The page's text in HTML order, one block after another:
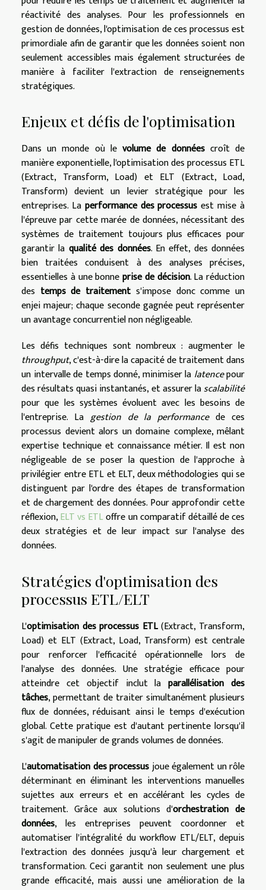
réactivité des analyses. Pour les professionnels en
gestion de données, l'optimisation de ces processus est
primordiale afin de garantir que les données soient non
seulement accessibles mais également structurées de
manière à faciliter l'extraction de renseignements
stratégiques.
Enjeux et défis de l'optimisation
Dans un monde où levolume de donnéescroît de
manière exponentielle, l'optimisation des processus ETL
(Extract, Transform, Load) et ELT (Extract, Load,
Transform) devient un levier stratégique pour les
entreprises. La performance des processus est mise à
l'épreuve par cette marée de données, nécessitant des
systèmes de traitement toujours plus efficaces pour
garantir la qualité des données. En effet, des données
bien traitées conduisent à des analyses précises,
essentielles à une bonneprise de décision. La réduction
des temps de traitement s'impose donc comme un
enjei majeur; chaque seconde gagnée peut représenter
un avantage concurrentiel non négligeable.
Les défis techniques sont nombreux : augmenter le
throughput, c'est-à-dire la capacité de traitement dans
un intervalle de temps donné, minimiser la latencepour
des résultats quasi instantanés, et assurer lascalabilité
pour que les systèmes évoluent avec les besoins de
l'entreprise. La gestion de la performancede ces
processus devient alors un domaine complexe, mêlant
expertise technique et connaissance métier. Il est non
négligeable de se poser la question de l'approche à
privilégier entre ETL et ELT, deux méthodologies qui se
distinguent par l'ordre des étapes de transformation
et de chargement des données. Pour approfondir cette
réflexion,ELT vs ETLoffre un comparatif détaillé de ces
deux stratégies et de leur impact sur l'analyse des
données.
Stratégies d'optimisation des
processus ETL/ELT
L'optimisation des processus ETL(Extract, Transform,
Load) et ELT (Extract, Load, Transform) est centrale
pour renforcer l'efficacité opérationnelle lors de
l'analyse des données. Une stratégie efficace pour
atteindre cet objectif inclut laparallélisation des
tâches, permettant de traiter simultanément plusieurs
flux de données, réduisant ainsi le temps d'exécution
global. Cette pratique est d'autant pertinente lorsqu'il
s'agit de manipuler de grands volumes de données.
L'automatisation des processusjoue également un rôle
déterminant en éliminant les interventions manuelles
sujettes aux erreurs et en accélérant les cycles de
traitement. Grâce aux solutions d'orchestration de
données, les entreprises peuvent coordonner et
automatiser l'intégralité du workflow ETL/ELT, depuis
l'extraction des données jusqu'à leur chargement et
transformation. Ceci garantit non seulement une plus
grande efficacité, mais aussi une amélioration de la